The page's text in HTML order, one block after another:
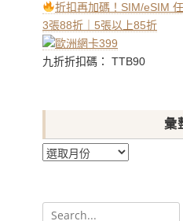
折扣再加碼！SIM/eSIM
3張88折｜5張以上85折
九折折扣碼： TTB90
彙
彙
Search